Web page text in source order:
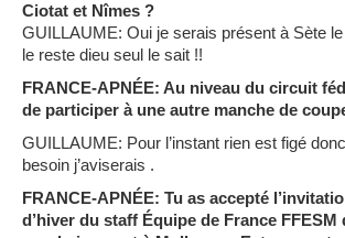
Ciotat et Nîmes ?
GUILLAUME: Oui je serais présent à Sète
le reste dieu seul le sait !!
FRANCE-APNÉE: Au niveau du circuit
de participer à une autre manche de
GUILLAUME: Pour l’instant rien est figé
besoin j’aviserais .
FRANCE-APNÉE: Tu as accepté
d’hiver du staff Équipe de France FFESM